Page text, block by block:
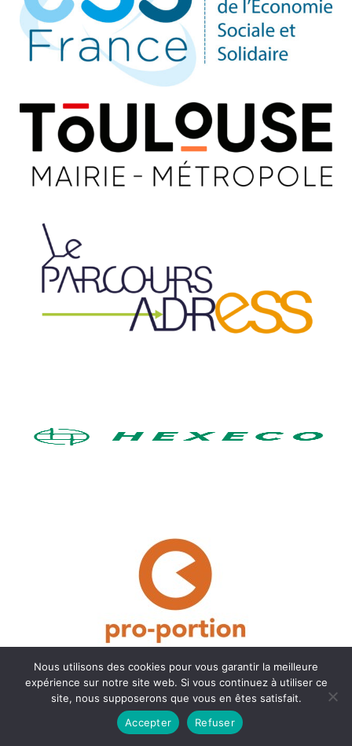
Nous utilisons des cookies pour vous garantir la meilleure
expérience sur notre site web. Si vous continuez à utiliser ce
site, nous supposerons que vous en êtes satisfait.
Accepter
Refuser